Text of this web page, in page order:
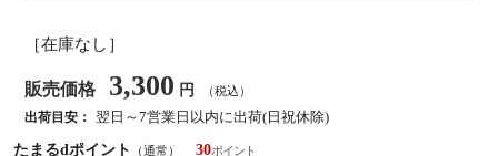
［在庫なし］
販売価格 3,300 円 （税込）
出荷目安： 翌日～7営業日以内に出荷(日祝休除)
たまるdポイント
（通常）
30